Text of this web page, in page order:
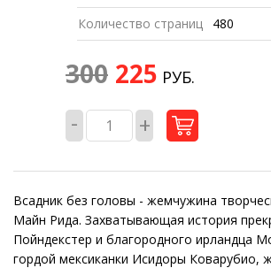
Количество страниц
480
300 225 РУБ.
- +
Всадник без головы - жемчужина
Майн Рида. Захватывающая история
Пойндекстер и благородного ирландца
гордой мексиканки Исидоры Коварубио,